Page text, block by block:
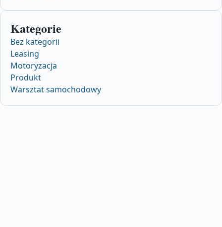
Kategorie
Bez kategorii
Leasing
Motoryzacja
Produkt
Warsztat samochodowy